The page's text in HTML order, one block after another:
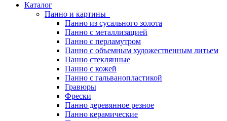
Каталог
Панно и картины
Панно из сусального золота
Панно с металлизацией
Панно с перламутром
Панно с объемным художественным литьем
Панно стеклянные
Панно с кожей
Панно с гальванопластикой
Гравюры
Фрески
Панно деревянное резное
Панно керамические